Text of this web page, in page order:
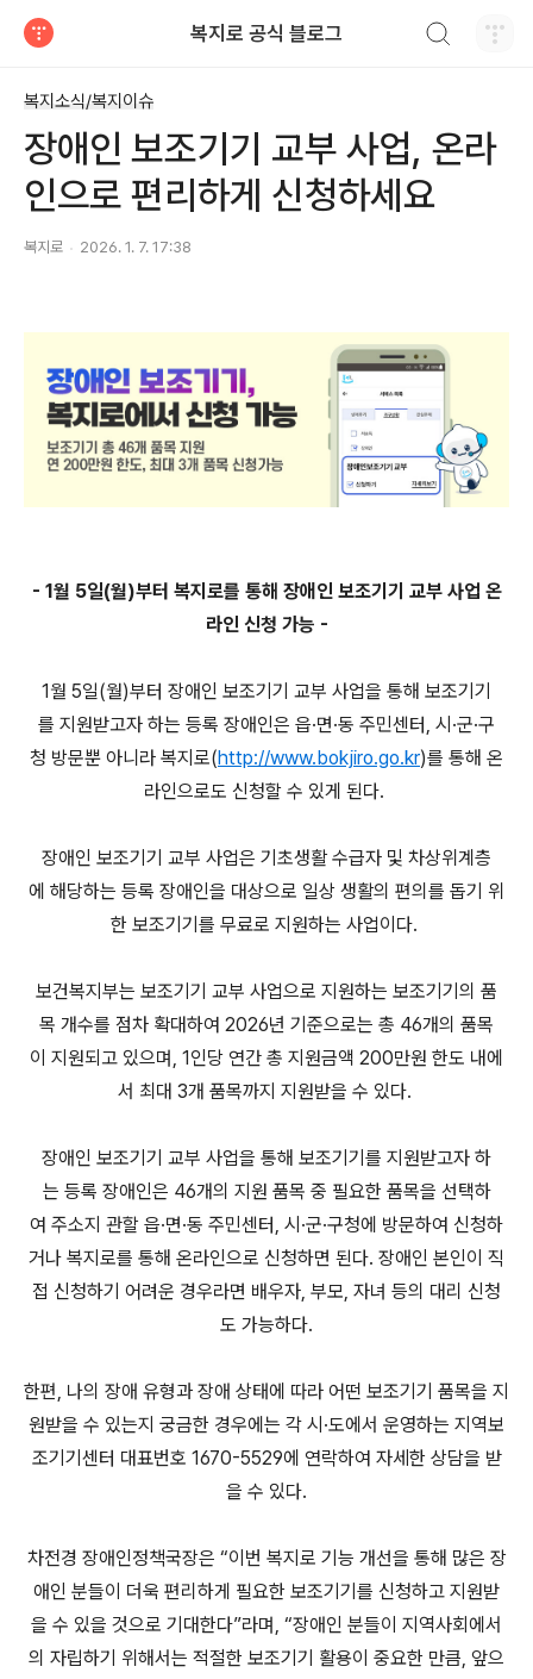
복지로 공식 블로그
복지소식/복지이슈
장애인 보조기기 교부 사업, 온라
인으로 편리하게 신청하세요
복지로 2026. 1. 7. 17:38
- 1월 5일(월)부터 복지로를 통해 장애인 보조기기 교부 사업 온
라인 신청 가능 -
1월 5일(월)부터 장애인 보조기기 교부 사업을 통해 보조기기
를 지원받고자 하는 등록 장애인은 읍·면·동 주민센터, 시·군·구
청 방문뿐 아니라 복지로(http://www.bokjiro.go.kr)를 통해 온
라인으로도 신청할 수 있게 된다.
장애인 보조기기 교부 사업은 기초생활 수급자 및 차상위계층
에 해당하는 등록 장애인을 대상으로 일상 생활의 편의를 돕기 위
한 보조기기를 무료로 지원하는 사업이다.
보건복지부는 보조기기 교부 사업으로 지원하는 보조기기의 품
목 개수를 점차 확대하여 2026년 기준으로는 총 46개의 품목
이 지원되고 있으며, 1인당 연간 총 지원금액 200만원 한도 내에
서 최대 3개 품목까지 지원받을 수 있다.
장애인 보조기기 교부 사업을 통해 보조기기를 지원받고자 하
는 등록 장애인은 46개의 지원 품목 중 필요한 품목을 선택하
여 주소지 관할 읍·면·동 주민센터, 시·군·구청에 방문하여 신청하
거나 복지로를 통해 온라인으로 신청하면 된다. 장애인 본인이 직
접 신청하기 어려운 경우라면 배우자, 부모, 자녀 등의 대리 신청
도 가능하다.
한편, 나의 장애 유형과 장애 상태에 따라 어떤 보조기기 품목을 지
원받을 수 있는지 궁금한 경우에는 각 시·도에서 운영하는 지역보
조기기센터 대표번호 1670-5529에 연락하여 자세한 상담을 받
을 수 있다.
차전경 장애인정책국장은 “이번 복지로 기능 개선을 통해 많은 장
애인 분들이 더욱 편리하게 필요한 보조기기를 신청하고 지원받
을 수 있을 것으로 기대한다”라며, “장애인 분들이 지역사회에서
의 자립하기 위해서는 적절한 보조기기 활용이 중요한 만큼, 앞으